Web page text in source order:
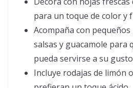
para un toque de color y
Acompaña con
salsas y guacamole para
pueda servirse a su
Incluye rodajas de limón